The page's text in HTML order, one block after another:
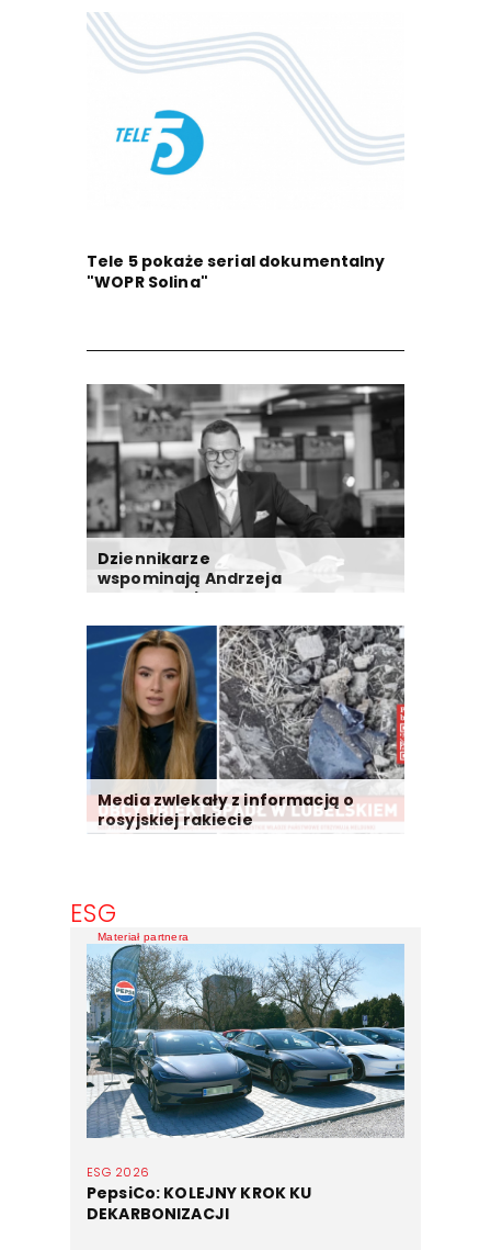
Tele 5 pokaże serial dokumentalny
"WOPR Solina"
Dziennikarze
wspominają Andrzeja
Morozowskiego
Media zwlekały z informacją o
rosyjskiej rakiecie
ESG
ESG 2026
PepsiCo: KOLEJNY KROK KU
DEKARBONIZACJI
Materiał partnera